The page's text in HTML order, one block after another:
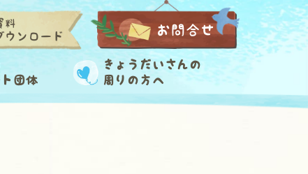
料
ウンロード
お問合せ
団体
きょうだいさんの
周りの方へ